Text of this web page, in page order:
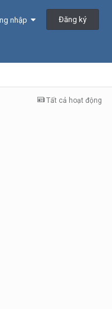
nhập Đăng ký
Tất cả hoạt động